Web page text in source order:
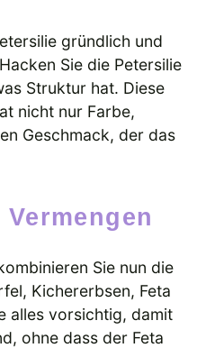
gründlich und
Sie die Petersilie
Struktur hat. Diese
nicht nur Farbe,
Geschmack, der das
Vermengen
Sie nun die
Kichererbsen, Feta
alles vorsichtig, damit
ohne dass der Feta